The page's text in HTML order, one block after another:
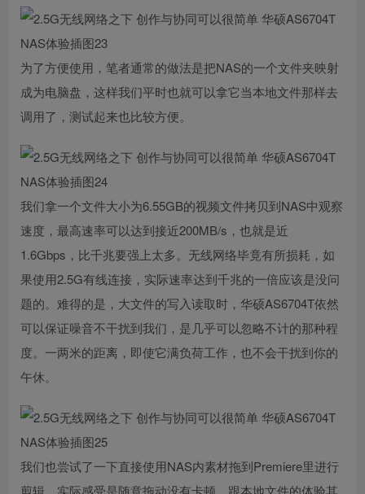
为了方便使用，笔者通常的做法是把NAS的一个文件夹映射
成为电脑盘，这样我们平时也就可以拿它当本地文件那样去
调用了，测试起来也比较方便。
我们拿一个文件大小为6.55GB的视频文件拷贝到NAS中观察
速度，最高速率可以达到接近200MB/s，也就是近
1.6Gbps，比千兆要强上太多。无线网络毕竟有所损耗，如
果使用2.5G有线连接，实际速率达到千兆的一倍应该是没问
题的。难得的是，大文件的写入读取时，华硕AS6704T依然
可以保证噪音不干扰到我们，是几乎可以忽略不计的那种程
度。一两米的距离，即使它满负荷工作，也不会干扰到你的
午休。
我们也尝试了一下直接使用NAS内素材拖到Premiere里进行